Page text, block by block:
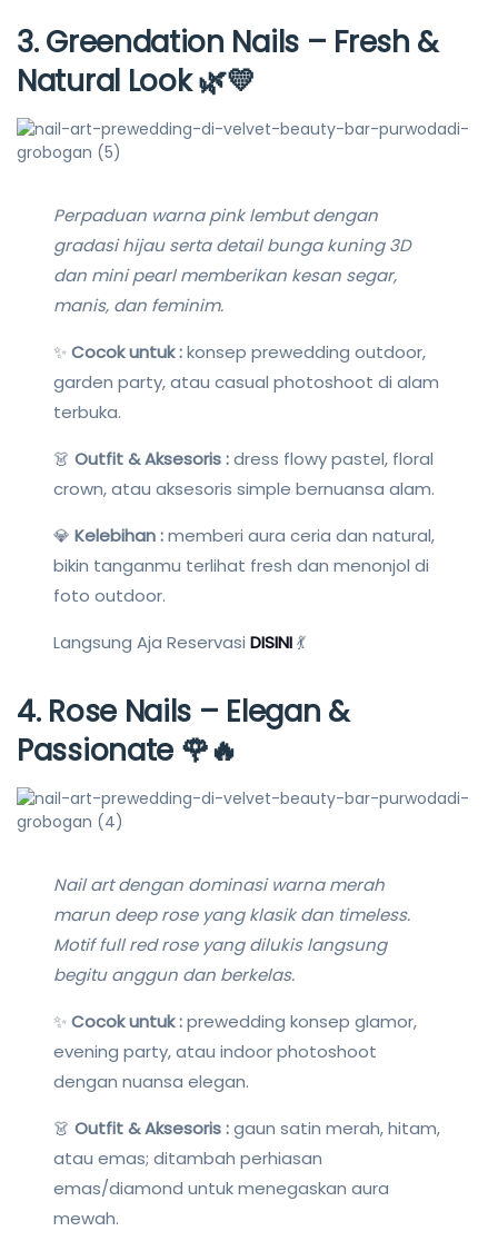
3. Greendation Nails – Fresh &
Natural Look🌿💛
Perpaduan warna pink lembut dengan
gradasi hijau serta detail bunga kuning 3D
dan mini pearl memberikan kesan segar,
manis, dan feminim.
✨Cocok untuk :konsep prewedding outdoor,
garden party, atau casual photoshoot di alam
terbuka.
👗Outfit & Aksesoris :dress flowy pastel, floral
crown, atau aksesoris simple bernuansa alam.
💎Kelebihan :memberi aura ceria dan natural,
bikin tanganmu terlihat fresh dan menonjol di
foto outdoor.
Langsung Aja ReservasiDISINI💃
4. Rose Nails – Elegan &
Passionate 🌹🔥
Nail art dengan dominasi warna merah
marun deep rose yang klasik dan timeless.
Motif full red rose yang dilukis langsung
begitu anggun dan berkelas.
✨Cocok untuk :prewedding konsep glamor,
evening party, atau indoor photoshoot
dengan nuansa elegan.
👗Outfit & Aksesoris :gaun satin merah, hitam,
atau emas; ditambah perhiasan
emas/diamond untuk menegaskan aura
mewah.